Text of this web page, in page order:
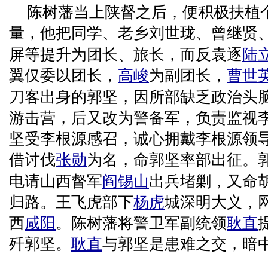
陈树藩当上陕督之后，便积极扶植
量，他把同学、老乡刘世珑、曾继贤
屏等提升为团长、旅长，而反袁逐陆
翼仅委以团长， 高峻为副团长， 曹世
刀客出身的郭坚，因所部缺乏政治头
游击营，后又改为警备军，负责监视
坚受李根源感召，诚心拥戴李根源领
借讨伐张勋为名，命郭坚率部出征。
电请山西督军阎锡山出兵堵剿，又命
归路。王飞虎部下杨虎城深明大义，
西咸阳 。陈树藩将警卫军副统领耿直
歼郭坚。 耿直与郭坚是患难之交，暗